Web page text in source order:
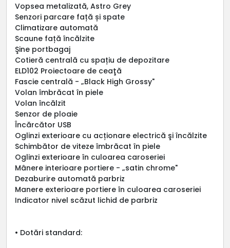
Vopsea metalizată, Astro Grey
Senzori parcare față și spate
Climatizare automată
Scaune față încălzite
Şine portbagaj
Cotieră centrală cu spațiu de depozitare
ELD102 Proiectoare de ceaţă
Fascie centrală - „Black High Grossy"
Volan îmbrăcat în piele
Volan încălzit
Senzor de ploaie
Încărcător USB
Oglinzi exterioare cu acționare electrică şi încălzite
Schimbător de viteze îmbrăcat în piele
Oglinzi exterioare în culoarea caroseriei
Mânere interioare portiere - „satin chrome"
Dezaburire automată parbriz
Manere exterioare portiere în culoarea caroseriei
Indicator nivel scăzut lichid de parbriz
• Dotări standard: